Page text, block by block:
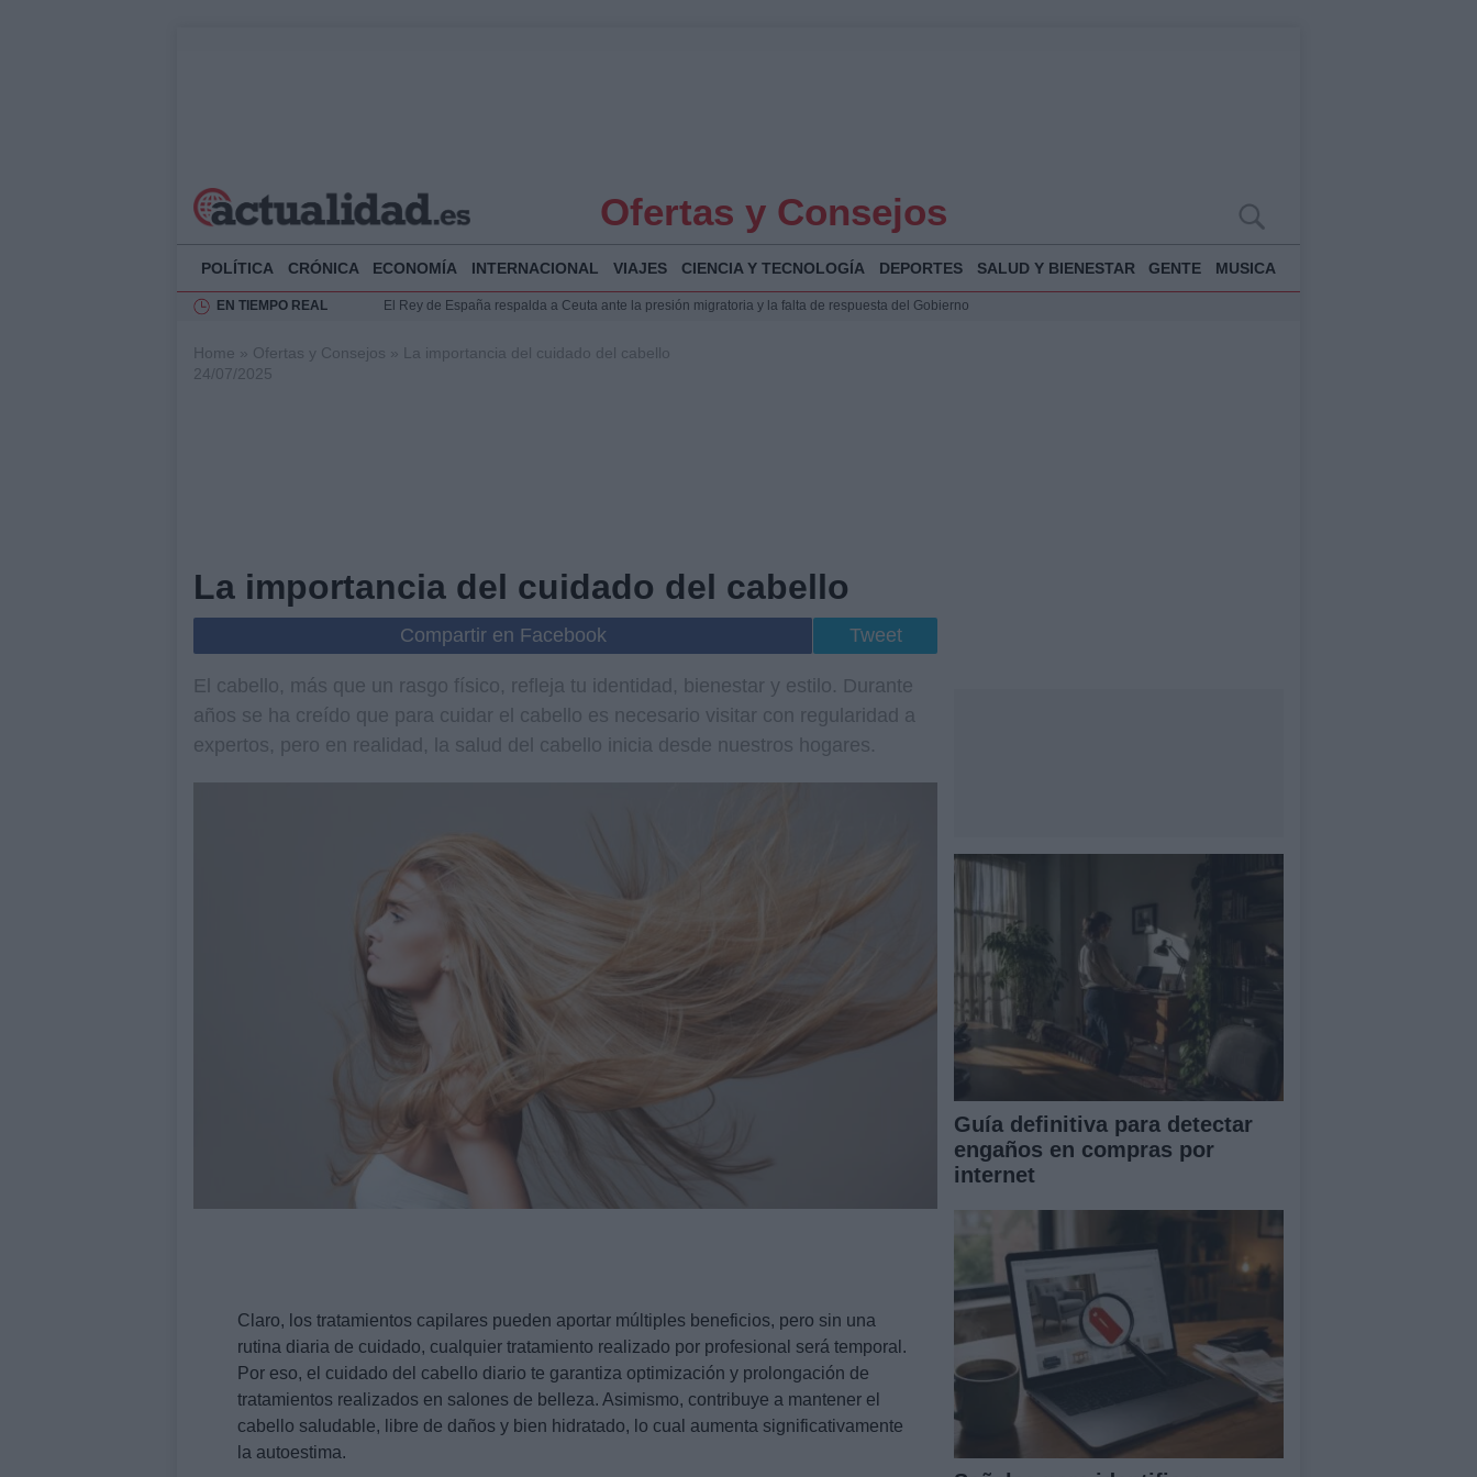
Ofertas y Consejos
POLÍTICA CRÓNICA ECONOMÍA INTERNACIONAL VIAJES CIENCIA Y TECNOLOGÍA DEPORTES SALUD Y BIENESTAR GENTE MUSICA
EN TIEMPO REAL
El Rey de España respalda a Ceuta ante la presión migratoria y la falta de respuesta del Gobierno
Análisis de la respuesta del Gobierno ante la crisis migratoria en Ceuta
Home » Ofertas y Consejos »
La importancia del cuidado del cabello
24/07/2025
La importancia del cuidado del cabello
Compartir en Facebook Tweet
El cabello, más que un rasgo físico, refleja tu identidad, bienestar y estilo. Durante
años se ha creído que para cuidar el cabello es necesario visitar con regularidad a
expertos, pero en realidad, la salud del cabello inicia desde nuestros hogares.
Claro, los tratamientos capilares pueden aportar múltiples beneficios, pero sin una
rutina diaria de cuidado, cualquier tratamiento realizado por profesional será temporal.
Por eso, el cuidado del cabello diario te garantiza optimización y prolongación de
tratamientos realizados en salones de belleza. Asimismo, contribuye a mantener el
cabello saludable, libre de daños y bien hidratado, lo cual aumenta significativamente
la autoestima.
Guía definitiva para detectar
engaños en compras por
internet